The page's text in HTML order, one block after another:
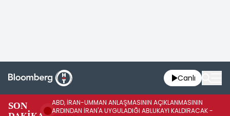
Canlı
SON
ABD, İRAN-UMMAN ANLAŞMASININ AÇIKLANMASININ
ARDINDAN İRAN'A UYGULADIĞI ABLUKAYI KALDIRACAK -